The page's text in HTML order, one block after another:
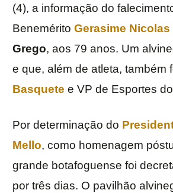
(4), a informação do
Benemérito Gerasime
Grego, aos 79 anos. Um
e que, além de atleta, também
Basquete e VP de Esportes
Por determinação do
Mello, como homenagem
grande botafoguense foi
por três dias. O pavilhão